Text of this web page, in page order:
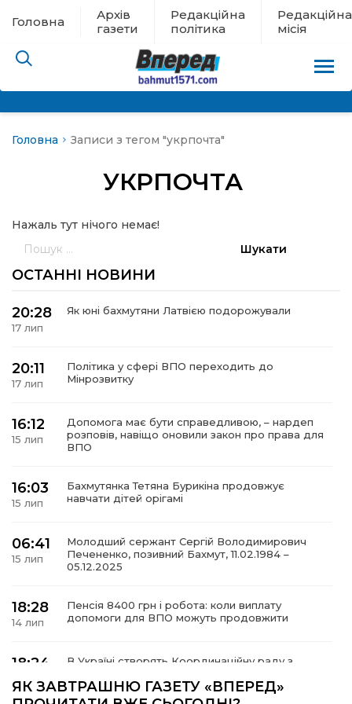
Головна
Архів
газети
Редакційна
політика
Редакційна
місія
новини
місія
Головна Записи з тегом "укрпочта"
УКРПОЧТА
Нажаль тут нічого немає!
ОСТАННІ НОВИНИ
20:28
17 лип
Як юні бахмутяни Латвією подорожували
20:11
17 лип
Політика у сфері ВПО переходить до
Мінрозвитку
16:12
15 лип
Допомога має бути справедливою, – нардеп
розповів, навіщо оновили закон про права для
ВПО
16:03
15 лип
Бахмутянка Тетяна Бурикіна продовжує
навчати дітей орігамі
06:41
15 лип
Молодший сержант Сергій Володимирович
Печененко, позивний Бахмут, 11.02.1984 –
05.12.2025
18:28
14 лип
Пенсія 8400 грн і робота: коли виплату
допомоги для ВПО можуть продовжити
18:24
В Україні створять Координаційну раду з
кордону
ЯК ЗАВТРАШНЮ ГАЗЕТУ «ВПЕРЕД»